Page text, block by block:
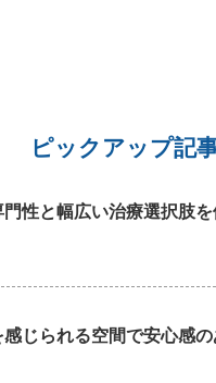
ピックアップ記
門性と幅広い治療選択肢
感じられる空間で安心感